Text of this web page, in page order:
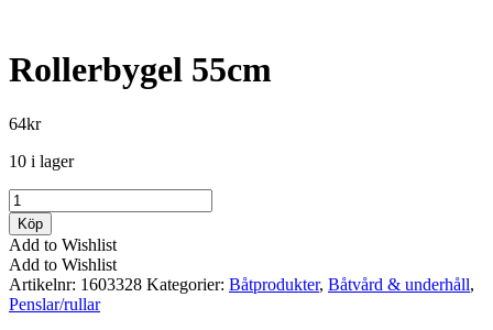
Rollerbygel 55cm
64kr
10 i lager
Rollerbygel
55cm
mängd
Köp
Add to Wishlist
Add to Wishlist
Artikelnr: 1603328 Kategorier: Båtprodukter, Båtvård & underhåll,
Penslar/rullar